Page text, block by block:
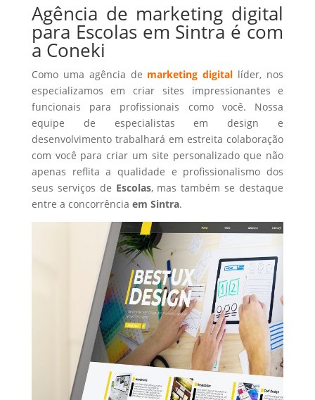
Agência de marketing digital
para Escolas em Sintra é com
a Coneki
Como uma agência de marketing digital líder, nos
especializamos em criar sites impressionantes e
funcionais para profissionais como você. Nossa
equipe de especialistas em design e
desenvolvimento trabalhará em estreita colaboração
com você para criar um site personalizado que não
apenas reflita a qualidade e profissionalismo dos
seus serviços de Escolas, mas também se destaque
entre a concorrência em Sintra.